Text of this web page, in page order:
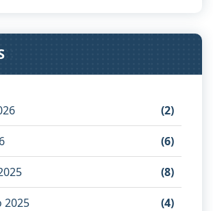
(2)
(6)
(8)
2025 (4)